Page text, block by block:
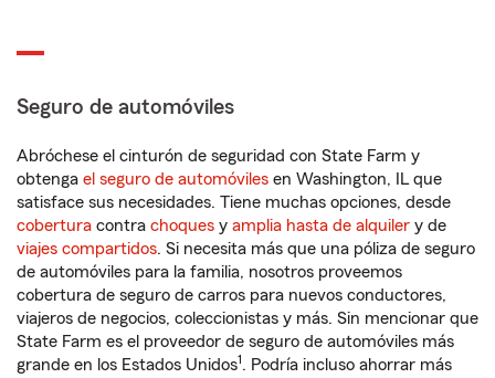
Seguro de automóviles
Abróchese el cinturón de seguridad con State Farm y
obtenga el seguro de automóviles en Washington, IL que
satisface sus necesidades. Tiene muchas opciones, desde
cobertura contra choques y amplia hasta de alquiler y de
viajes compartidos. Si necesita más que una póliza de seguro
de automóviles para la familia, nosotros proveemos
cobertura de seguro de carros para nuevos conductores,
viajeros de negocios, coleccionistas y más. Sin mencionar que
State Farm es el proveedor de seguro de automóviles más
grande en los Estados Unidos1 . Podría incluso ahorrar más